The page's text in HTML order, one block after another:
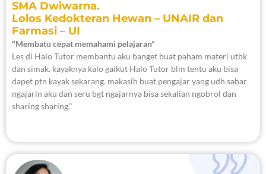
SMA Dwiwarna.
Lolos Kedokteran Hewan – UNAIR dan
Farmasi – UI
"Membatu cepat memahami pelajaran"
Les di Halo Tutor membantu aku banget buat paham materi utbk
dan simak. kayaknya kalo gaikut Halo Tutor blm tentu aku bisa
dapet ptn kayak sekarang. makasih buat pengajar yang udh sabar
ngajarin aku dan seru bgt ngajarnya bisa sekalian ngobrol dan
sharing sharing."